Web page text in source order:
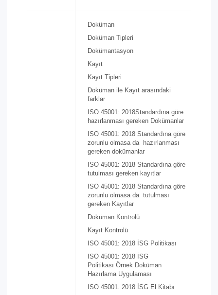
Doküman
Doküman Tipleri
Dokümantasyon
Kayıt
Kayıt Tipleri
Doküman ile Kayıt arasındaki
farklar
ISO 45001: 2018Standardına göre
hazırlanması gereken Dokümanlar
ISO 45001: 2018 Standardına göre
zorunlu olmasa da hazırlanması
gereken dokümanlar
ISO 45001: 2018 Standardına göre
tutulması gereken kayıtlar
ISO 45001: 2018 Standardına göre
zorunlu olmasa da tutulması
gereken Kayıtlar
Doküman Kontrolü
Kayıt Kontrolü
ISO 45001: 2018 İSG Politikası
ISO 45001: 2018 İSG
Politikası Örnek Doküman
Hazırlama Uygulaması
ISO 45001: 2018 İSG El Kitabı